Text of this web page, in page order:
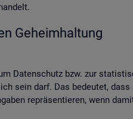
Ge­heim­hal­tung
Da­ten­schutz bzw. zur
sein darf. Das be­deu­tet,
re­prä­sen­tie­ren, wenn